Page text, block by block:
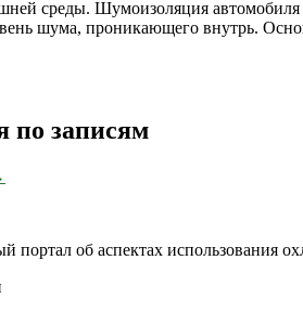
среды. Шумоизоляция автомобиля
шума, проникающего внутрь.
по записям
портал об аспектах использования